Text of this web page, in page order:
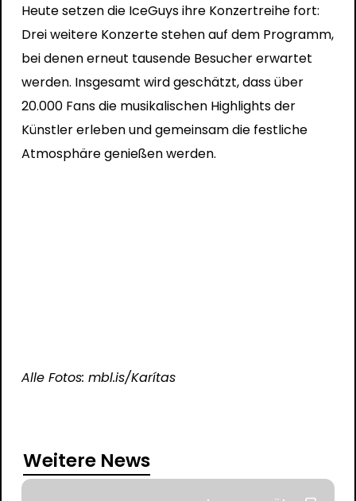
Heute setzen die IceGuys ihre Konzertreihe fort:
Drei weitere Konzerte stehen auf dem Programm,
bei denen erneut tausende Besucher erwartet
werden. Insgesamt wird geschätzt, dass über
20.000 Fans die musikalischen Highlights der
Künstler erleben und gemeinsam die festliche
Atmosphäre genießen werden.
Alle Fotos: mbl.is/​Karítas
Weitere News